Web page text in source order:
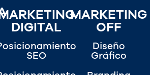
DIGITAL
SEO
MARKETING
OFF
Diseño
Gráfico